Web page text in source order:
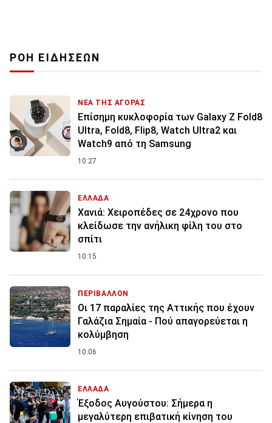
ΡΟΗ ΕΙΔΗΣΕΩΝ
ΝΕΑ ΤΗΣ ΑΓΟΡΑΣ
Επίσημη κυκλοφορία των Galaxy Z Fold8
Ultra, Fold8, Flip8, Watch Ultra2 και
Watch9 από τη Samsung
10:27
ΕΛΛΑΔΑ
Χανιά: Χειροπέδες σε 24χρονο που
κλείδωσε την ανήλικη φίλη του στο
σπίτι
10:15
ΠΕΡΙΒΑΛΛΟΝ
Οι 17 παραλίες της Αττικής που έχουν
Γαλάζια Σημαία - Πού απαγορεύεται η
κολύμβηση
10:06
ΕΛΛΑΔΑ
Έξοδος Αυγούστου: Σήμερα η
μεγαλύτερη επιβατική κίνηση του